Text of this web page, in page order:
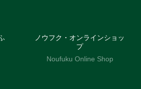
ノウフク・オンラインショッ
プ
Noufuku Online Shop